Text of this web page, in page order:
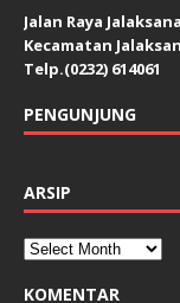
Jalan Raya
Kecamatan
Telp.(0232) 614061
PENGUNJUNG
ARSIP
KOMENTAR